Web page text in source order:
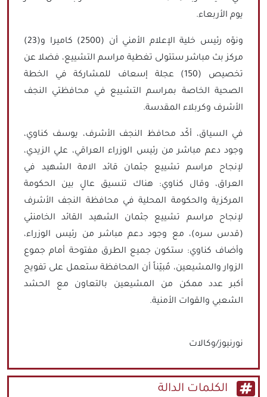
يوم الأربعاء.
ونوّه رئيس خلية الإعلام الأمني أن (2500) كاميرا و(23)
مركز بث مباشر ستتولى تغطية مراسم التشييع، فضلا عن
تخصيص (150) عجلة إسعاف للمشاركة في الخطة
الصحية الخاصة بمراسم التشييع في محافظتي النجف
الأشرف وكربلاء المقدسة.
في السياق، أكّد محافظ النجف الأشرف، يوسف كناوي،
وجود دعم مباشر من رئيس الوزراء العراقي، علي الزيدي،
لإنجاح مراسم تشييع جثمان قائد الامة الشهيد في
العراق، وقال كناوي: هناك تنسيق عالٍ بين الحكومة
المركزية والحكومة المحلية في محافظة النجف الأشرف
لإنجاح مراسم تشييع جثمان الشهيد القائد الخامنئي
(قدس سره)، مع وجود دعم مباشر من رئيس الوزراء،
وأضاف كناوي: ستكون جميع الطرق مفتوحة أمام جموع
الزوار والمشيعين، مُبيّناً أن المحافظة ستعمل على تفويج
أكبر عدد ممكن من المشيعين بالتعاون مع الحشد
الشعبي والقوات الأمنية.
نورنيوز/وكالات
الكلمات الدالة